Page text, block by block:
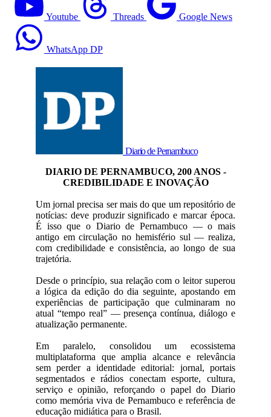
Youtube Threads Google News
WhatsApp DP
Diario de Pernambuco
DIARIO DE PERNAMBUCO, 200 ANOS -
CREDIBILIDADE E INOVAÇÃO
Um jornal precisa ser mais do que um repositório de
notícias: deve produzir significado e marcar época.
É isso que o Diario de Pernambuco — o mais
antigo em circulação no hemisfério sul — realiza,
com credibilidade e consistência, ao longo de sua
trajetória.
Desde o princípio, sua relação com o leitor superou
a lógica da edição do dia seguinte, apostando em
experiências de participação que culminaram no
atual “tempo real” — presença contínua, diálogo e
atualização permanente.
Em paralelo, consolidou um ecossistema
multiplataforma que amplia alcance e relevância
sem perder a identidade editorial: jornal, portais
segmentados e rádios conectam esporte, cultura,
serviço e opinião, reforçando o papel do Diario
como memória viva de Pernambuco e referência de
educação midiática para o Brasil.